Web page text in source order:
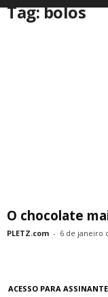
Tag: bolos
O chocolate
PLETZ.com - 6 de janeiro
ACESSO PARA